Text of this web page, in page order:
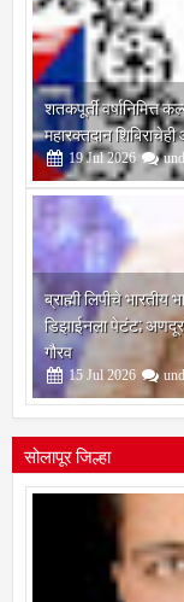
शतकपूर्ती वर्षानिमित्त
महारक्तदान
19 Jul 2026
ब्राह्मी लिपीचे
डिझाईनला पेटंट;
गौरव
15 Jul 2026
सोलापूर जिल्हा